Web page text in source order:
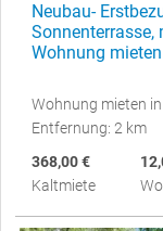
Neubau-
Sonnenterrasse,
Wohnung mieten
Wohnung mieten
Entfernung: 2 km
368,00 €
Kaltmiete